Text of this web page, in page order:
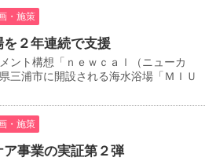
・施策
２年連続で支援
ント構想「ｎｅｗｃａｌ（ニューカ
三浦市に開設される海水浴場「ＭＩＵ
・施策
事業の実証第２弾